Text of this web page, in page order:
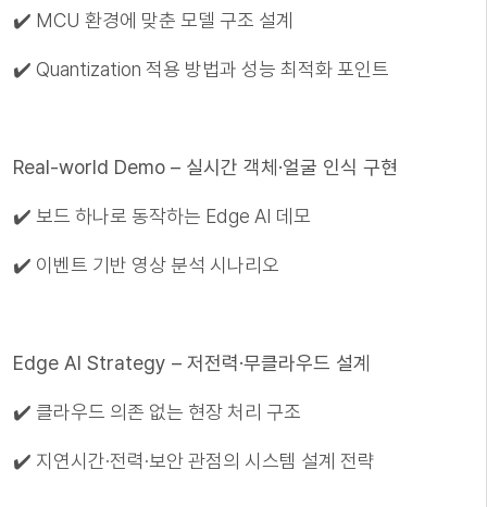
✔️ MCU 환경에 맞춘 모델 구조 설계
✔️ Quantization 적용 방법과 성능 최적화 포인트
Real-world Demo – 실시간 객체·얼굴 인식 구현
✔️ 보드 하나로 동작하는 Edge AI 데모
✔️ 이벤트 기반 영상 분석 시나리오
Edge AI Strategy – 저전력·무클라우드 설계
✔️ 클라우드 의존 없는 현장 처리 구조
✔️ 지연시간·전력·보안 관점의 시스템 설계 전략